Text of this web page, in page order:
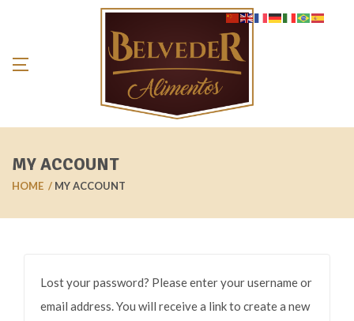
MY ACCOUNT
HOME MY ACCOUNT
Lost your password? Please enter your username or
email address. You will receive a link to create a new